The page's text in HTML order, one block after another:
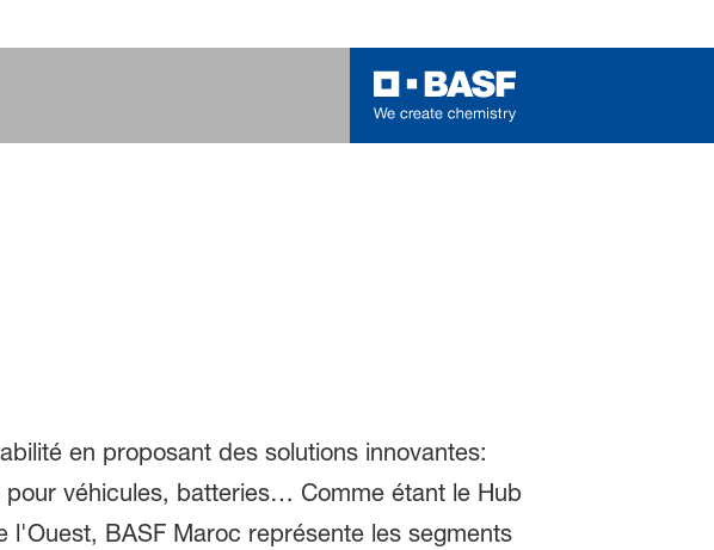
en proposant des solutions innovantes:
véhicules, batteries… Comme étant le Hub
BASF Maroc représente les segments